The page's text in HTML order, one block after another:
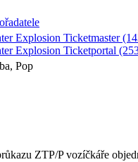
Explosion Ticketmaster
Explosion Ticketportal
Pop
ZTP/P vozíčkáře